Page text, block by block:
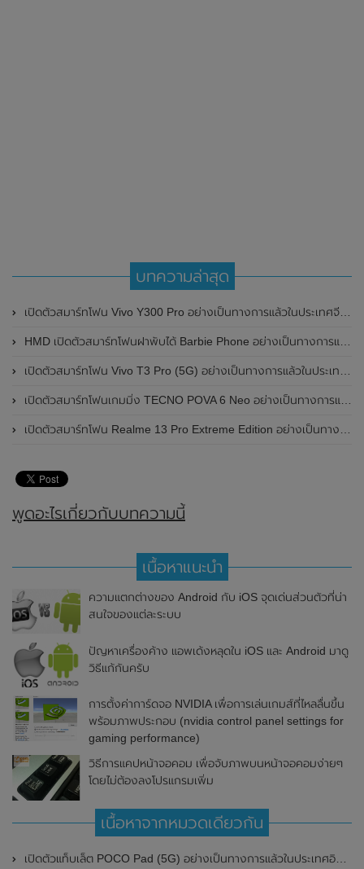
บทความล่าสุด
เปิดตัวสมาร์ทโฟน Vivo Y300 Pro อย่างเป็นทางการแล้วในประเทศจีน มาพร้อมดีไซน์พรีเมี่ยม ทนทาน และแบตเตอรี่สุดอึดขนาดใหญ่ 6,500mAh พร้อมรองรับการชาร์จไว 80W
HMD เปิดตัวสมาร์ทโฟนฝาพับได้ Barbie Phone อย่างเป็นทางการแล้ว มาพร้อมธีมสีชมพูสดใส
เปิดตัวสมาร์ทโฟน Vivo T3 Pro (5G) อย่างเป็นทางการแล้วในประเทศอินเดีย
เปิดตัวสมาร์ทโฟนเกมมิ่ง TECNO POVA 6 Neo อย่างเป็นทางการแล้วในประเทศไทย ในราคา 8,499 บาท
เปิดตัวสมาร์ทโฟน Realme 13 Pro Extreme Edition อย่างเป็นทางการแล้วในประเทศจีน
พูดอะไรเกี่ยวกับบทความนี้
เนื้อหาแนะนำ
ความแตกต่างของ Android กับ iOS จุดเด่นส่วนตัวที่น่า
สนใจของแต่ละระบบ
ปัญหาเครื่องค้าง แอพเด้งหลุดใน iOS และ Android มาดู
วิธีแก้กันครับ
การตั้งค่าการ์ดจอ NVIDIA เพื่อการเล่นเกมส์ที่ไหลลื่นขึ้น
พร้อมภาพประกอบ (nvidia control panel settings for
gaming performance)
วิธีการแคปหน้าจอคอม เพื่อจับภาพบนหน้าจอคอมง่ายๆ
โดยไม่ต้องลงโปรแกรมเพิ่ม
เนื้อหาจากหมวดเดียวกัน
เปิดตัวแท็บเล็ต POCO Pad (5G) อย่างเป็นทางการแล้วในประเทศอินเดีย มาพร้อมชิปเซ็ต Snapdragon 7s Gen 2 ของ Qualcomm และรองรับเครือข่าย 5G